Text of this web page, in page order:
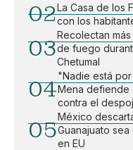
02La Casa de los
con los
03
Recolectan
de fuego
Chetumal
04
"Nadie está
Mena defiende
contra el
05
México
Guanajuato
en EU